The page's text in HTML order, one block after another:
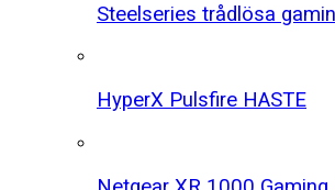
Steelseries trådlösa
HyperX Pulsfire HASTE